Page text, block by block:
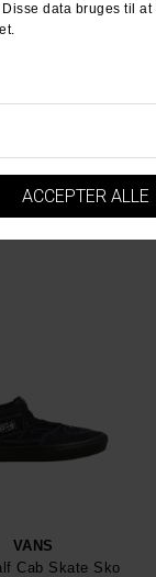
9
9,5
VANS
Cab Skate Sko